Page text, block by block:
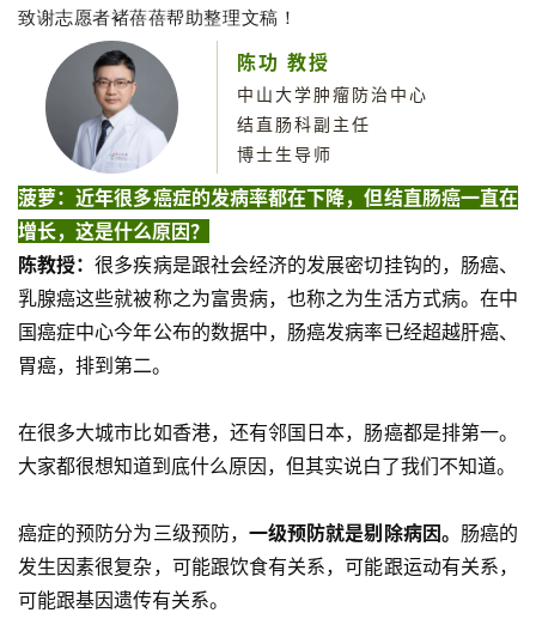
致谢志愿者褚蓓蓓帮助整理文稿！
陈功教授
中山大学肿瘤防治中心
结直肠科副主任
博士生导师
菠萝：近年很多癌症的发病率都在下降，但结直肠癌一直在
增长，这是什么原因？
陈教授：很多疾病是跟社会经济的发展密切挂钩的，肠癌、
乳腺癌这些就被称之为富贵病，也称之为生活方式病。在中
国癌症中心今年公布的数据中，肠癌发病率已经超越肝癌、
胃癌，排到第二。
在很多大城市比如香港，还有邻国日本，肠癌都是排第一。
大家都很想知道到底什么原因，但其实说白了我们不知道。
癌症的预防分为三级预防， 一级预防就是剔除病因。 肠癌的
发生因素很复杂，可能跟饮食有关系，可能跟运动有关系，
可能跟基因遗传有关系。